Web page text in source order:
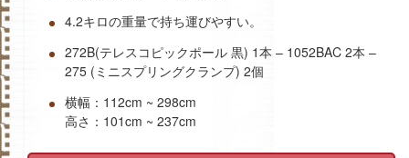
4.2キロの重量で持ち運びやすい。
272B(テレスコピックポール 黒) 1本 – 1052BAC 2本 –
275 (ミニスプリングクランプ) 2個
横幅：112cm ~ 298cm
高さ：101cm ~ 237cm